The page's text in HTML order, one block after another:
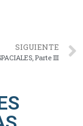
SIGUIENTE
Parte III